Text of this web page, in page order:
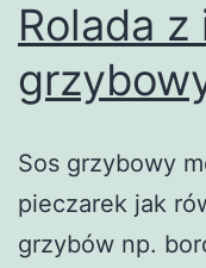
Rolada
Sos grzybowy
pieczarek jak
grzybów np.